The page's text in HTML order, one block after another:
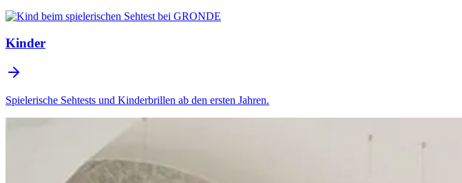
Kinder
Spielerische Sehtests und Kinderbrillen ab den ersten Jahren.